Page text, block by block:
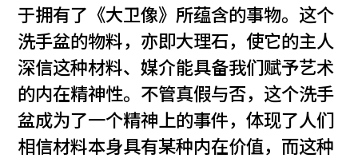
于拥有了《大卫像》所蕴含的事物。这个
洗手盆的物料，亦即大理石，使它的主人
深信这种材料、媒介能具备我们赋予艺术
的内在精神性。不管真假与否，这个洗手
盆成为了一个精神上的事件，体现了人们
相信材料本身具有某种内在价值，而这种